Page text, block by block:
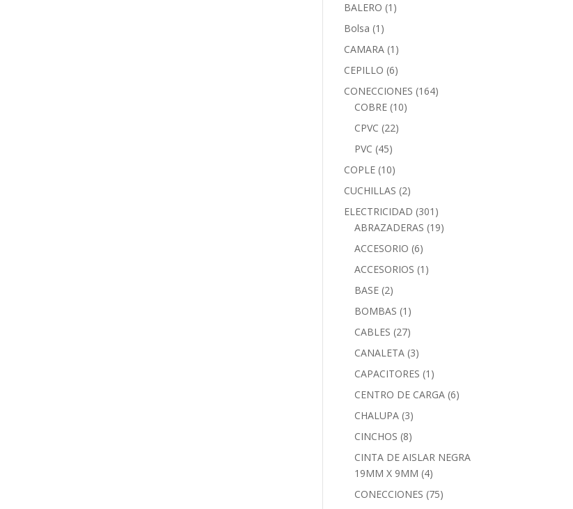
BALERO (1)
Bolsa (1)
CAMARA (1)
CEPILLO (6)
CONECCIONES (164)
COBRE (10)
CPVC (22)
PVC (45)
COPLE (10)
CUCHILLAS (2)
ELECTRICIDAD (301)
ABRAZADERAS (19)
ACCESORIO (6)
ACCESORIOS (1)
BASE (2)
BOMBAS (1)
CABLES (27)
CANALETA (3)
CAPACITORES (1)
CENTRO DE CARGA (6)
CHALUPA (3)
CINCHOS (8)
CINTA DE AISLAR NEGRA
19MM X 9MM (4)
CONECCIONES (75)